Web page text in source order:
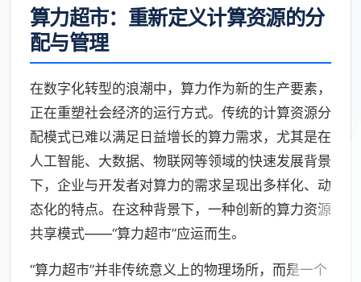
算力超市：重新定义计算资源的分
配与管理
在数字化转型的浪潮中，算力作为新的生产要素，
正在重塑社会经济的运行方式。传统的计算资源分
配模式已难以满足日益增长的算力需求，尤其是在
人工智能、大数据、物联网等领域的快速发展背景
下，企业与开发者对算力的需求呈现出多样化、动
态化的特点。在这种背景下，一种创新的算力资源
共享模式——“算力超市”应运而生。
“算力超市”并非传统意义上的物理场所，而是一个